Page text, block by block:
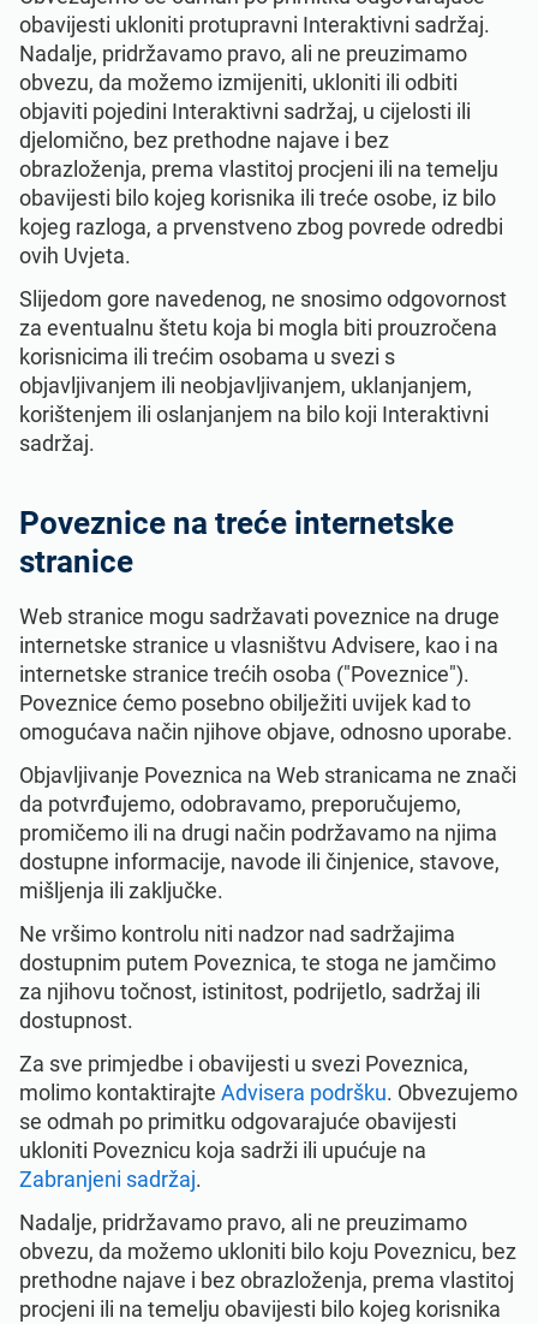
obavijesti ukloniti protupravni Interaktivni sadržaj.
Nadalje, pridržavamo pravo, ali ne preuzimamo
obvezu, da možemo izmijeniti, ukloniti ili odbiti
objaviti pojedini Interaktivni sadržaj, u cijelosti ili
djelomično, bez prethodne najave i bez
obrazloženja, prema vlastitoj procjeni ili na temelju
obavijesti bilo kojeg korisnika ili treće osobe, iz bilo
kojeg razloga, a prvenstveno zbog povrede odredbi
ovih Uvjeta.
Slijedom gore navedenog, ne snosimo odgovornost
za eventualnu štetu koja bi mogla biti prouzročena
korisnicima ili trećim osobama u svezi s
objavljivanjem ili neobjavljivanjem, uklanjanjem,
korištenjem ili oslanjanjem na bilo koji Interaktivni
sadržaj.
Poveznice na treće internetske
stranice
Web stranice mogu sadržavati poveznice na druge
internetske stranice u vlasništvu Advisere, kao i na
internetske stranice trećih osoba ("Poveznice").
Poveznice ćemo posebno obilježiti uvijek kad to
omogućava način njihove objave, odnosno uporabe.
Objavljivanje Poveznica na Web stranicama ne znači
da potvrđujemo, odobravamo, preporučujemo,
promičemo ili na drugi način podržavamo na njima
dostupne informacije, navode ili činjenice, stavove,
mišljenja ili zaključke.
Ne vršimo kontrolu niti nadzor nad sadržajima
dostupnim putem Poveznica, te stoga ne jamčimo
za njihovu točnost, istinitost, podrijetlo, sadržaj ili
dostupnost.
Za sve primjedbe i obavijesti u svezi Poveznica,
molimo kontaktirajte Advisera podršku. Obvezujemo
se odmah po primitku odgovarajuće obavijesti
ukloniti Poveznicu koja sadrži ili upućuje na
Zabranjeni sadržaj.
Nadalje, pridržavamo pravo, ali ne preuzimamo
obvezu, da možemo ukloniti bilo koju Poveznicu, bez
prethodne najave i bez obrazloženja, prema vlastitoj
procjeni ili na temelju obavijesti bilo kojeg korisnika